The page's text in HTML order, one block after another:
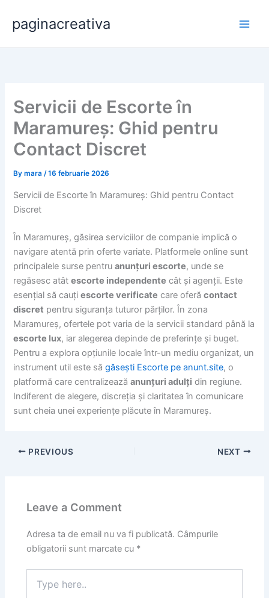
content
paginacreativa
Servicii de Escorte în
Maramureș: Ghid pentru
Contact Discret
Bymara/16 februarie 2026
Servicii de Escorte în Maramureș: Ghid pentru Contact
Discret
În Maramureș, găsirea serviciilor de companie implică o
navigare atentă prin oferte variate. Platformele online sunt
principalele surse pentruanunțuri escorte, unde se
regăsesc atâtescorte independente cât și agenții. Este
esențial să cauțiescorte verificate care oferăcontact
discret pentru siguranța tuturor părților. În zona
Maramureș, ofertele pot varia de la servicii standard până la
escorte lux, iar alegerea depinde de preferințe și buget.
Pentru a explora opțiunile locale într-un mediu organizat, un
instrument util este săgăsești Escorte pe anunt.site, o
platformă care centralizeazăanunțuri adulți din regiune.
Indiferent de alegere, discreția și claritatea în comunicare
sunt cheia unei experiențe plăcute în Maramureș.
PREVIOUS NEXT
Leave a Comment
Adresa ta de email nu va fi publicată. Câmpurile
obligatorii sunt marcate cu *
here..